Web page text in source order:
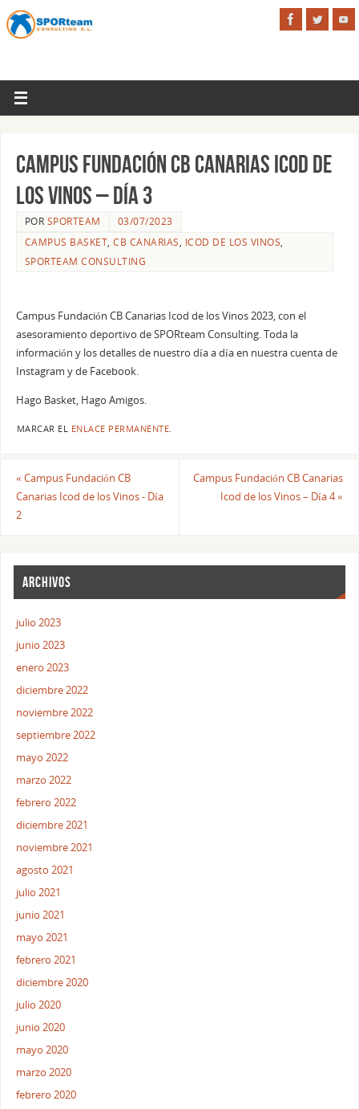
Campus Fundación CB Canarias Icod de
los Vinos – Día 3
POR SPORTEAM
03/07/2023
CAMPUS BASKET,CB CANARIAS, ICOD DE LOS VINOS,
SPORTEAM CONSULTING
Campus Fundación CB Canarias Icod de los Vinos 2023, con el
asesoramiento deportivo de SPORteam Consulting. Toda la
información y los detalles de nuestro día a día en nuestra cuenta de
Instagram y de Facebook.
Hago Basket, Hago Amigos.
MARCAR EL ENLACE PERMANENTE
« Campus Fundación CB
Canarias Icod de los Vinos - Día
2
Campus Fundación CB Canarias
Icod de los Vinos – Día 4»
ARCHIVOS
julio 2023
junio 2023
enero 2023
diciembre 2022
noviembre 2022
septiembre 2022
mayo 2022
marzo 2022
febrero 2022
diciembre 2021
noviembre 2021
agosto 2021
julio 2021
junio 2021
mayo 2021
febrero 2021
diciembre 2020
julio 2020
junio 2020
mayo 2020
marzo 2020
febrero 2020